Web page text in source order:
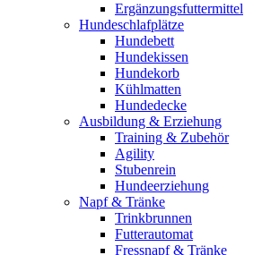
Ergänzungsfuttermittel
Hundeschlafplätze
Hundebett
Hundekissen
Hundekorb
Kühlmatten
Hundedecke
Ausbildung & Erziehung
Training & Zubehör
Agility
Stubenrein
Hundeerziehung
Napf & Tränke
Trinkbrunnen
Futterautomat
Fressnapf & Tränke